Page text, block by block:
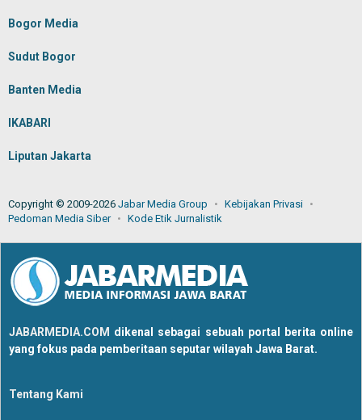
Bogor Media
Sudut Bogor
Banten Media
IKABARI
Liputan Jakarta
Copyright © 2009-2026 Jabar Media Group
Kebijakan Privasi
Pedoman Media Siber
Kode Etik Jurnalistik
JABARMEDIA.COM dikenal sebagai sebuah portal berita online
yang fokus pada pemberitaan seputar wilayah Jawa Barat.
Tentang Kami